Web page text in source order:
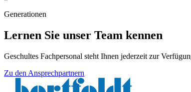
Generationen
Lernen Sie unser Team kennen
Geschultes Fachpersonal steht Ihnen jederzeit zur
Zu den Ansprechpartnern